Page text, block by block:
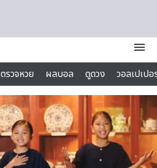
menu
ตรวจหวย ผลบอล ดูดวง
วอลเปเป